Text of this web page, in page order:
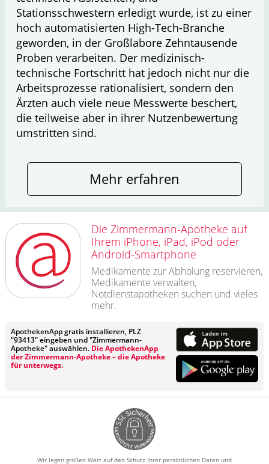
Stationsschwestern erledigt wurde, ist zu einer
hoch automatisierten High-Tech-Branche
geworden, in der Großlabore Zehntausende
Proben verarbeiten. Der medizinisch-
technische Fortschritt hat jedoch nicht nur die
Arbeitsprozesse rationalisiert, sondern den
Ärzten auch viele neue Messwerte beschert,
die teilweise aber in ihrer Nutzenbewertung
umstritten sind.
Mehr erfahren
Die Zimmermann-Apotheke auf
Ihrem iPhone, iPad, iPod oder
Android-Smartphone
Medikamente zur Abholung reservieren,
Medikamente verwalten,
Notdienstapotheken suchen und vieles
mehr.
ApothekenApp gratis installieren, PLZ
"93413" eingeben und "Zimmermann-
Apotheke" auswählen. Die ApothekenApp
der Zimmermann-Apotheke – die Apotheke
für unterwegs.
Wir legen großen Wert auf den Schutz Ihrer persönlichen Daten und